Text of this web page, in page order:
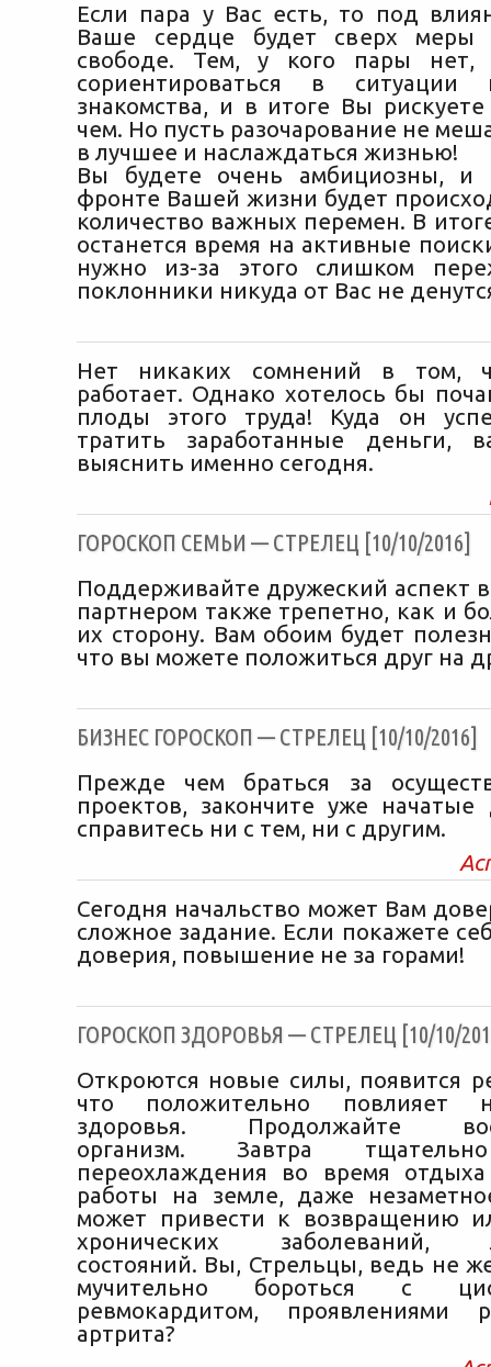
Если пара у Вас есть, то под
Ваше сердце будет сверх меры
свободе. Тем, у кого пары нет,
сориентироваться в ситуации
знакомства, и в итоге Вы
чем. Но пусть разочарование не
в лучшее и наслаждаться жизнью!
Вы будете очень амбициозны, и
фронте Вашей жизни будет
количество важных перемен. В
останется время на активные
нужно из-за этого слишком
поклонники никуда от Вас не
Нет никаких сомнений в том,
работает. Однако хотелось бы
плоды этого труда! Куда он
тратить заработанные деньги,
выяснить именно сегодня.
ГОРОСКОП СЕМЬИ — СТРЕЛЕЦ [10/10/2016]
Поддерживайте дружеский аспект
партнером также трепетно, как и
их сторону. Вам обоим будет
что вы можете положиться друг на
БИЗНЕС ГОРОСКОП — СТРЕЛЕЦ [10/10/2016]
Прежде чем браться за
проектов, закончите уже
справитесь ни с тем, ни с другим.
Сегодня начальство может Вам
сложное задание. Если покажете
доверия, повышение не за горами!
ГОРОСКОП ЗДОРОВЬЯ — СТРЕЛЕЦ [10/10/
Откроются новые силы, появится
что положительно повлияет
здоровья. Продолжайте
организм. Завтра
переохлаждения во время
работы на земле, даже
может привести к возвращению
хронических заболеваний,
состояний. Вы, Стрельцы, ведь не
мучительно бороться с
ревмокардитом, проявлениями
артрита?